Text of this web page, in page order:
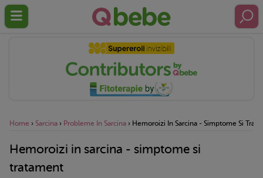
Home › Sarcina › Probleme In Sarcina › Hemoroizi In Sarcina - Simptome Si
Hemoroizi in sarcina - simptome si
tratament